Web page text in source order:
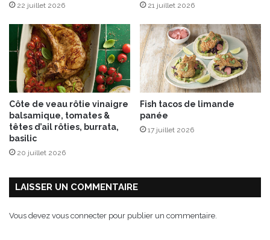
e
r
e
a
u
1
4
n
b
a
e
P
a
r
m
22 juillet 2026 21 juillet 2026
Côte de veau rôtie vinaigre
balsamique, tomates &
têtes d’ail rôties, burrata,
basilic
20 juillet 2026
Fish tacos de limande
panée
17 juillet 2026
LAISSER UN COMMENTAIRE
Vous devez vous connecter pour publier un commentaire.